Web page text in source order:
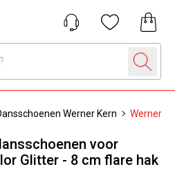
Werner Kern Werner
voor
Glitter - 8 cm flare hak